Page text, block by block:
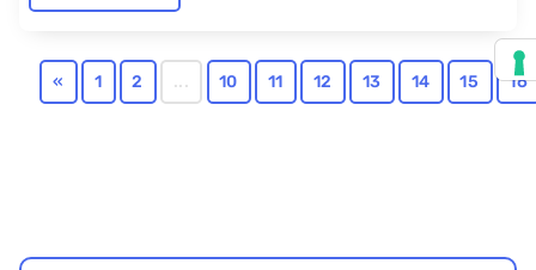
« 1 2 ... 10 11 12 13 14 15 16